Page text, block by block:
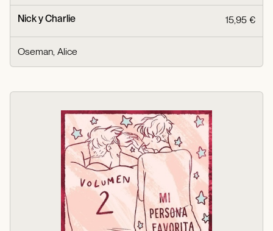
Nick y Charlie 15,95 €
Oseman, Alice